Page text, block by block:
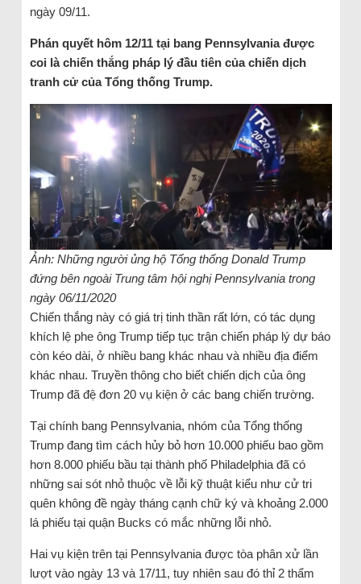
ngày 09/11.
Phán quyết hôm 12/11 tại bang Pennsylvania được
coi là chiến thắng pháp lý đầu tiên của chiến dịch
tranh cử của Tổng thống Trump.
Ảnh: Những người ủng hộ Tổng thống Donald Trump
đứng bên ngoài Trung tâm hội nghị Pennsylvania trong
ngày 06/11/2020
Chiến thắng này có giá trị tinh thần rất lớn, có tác dụng
khích lệ phe ông Trump tiếp tục trận chiến pháp lý dự báo
còn kéo dài, ở nhiều bang khác nhau và nhiều địa điểm
khác nhau. Truyền thông cho biết chiến dịch của ông
Trump đã đệ đơn 20 vụ kiện ở các bang chiến trường.
Tại chính bang Pennsylvania, nhóm của Tổng thống
Trump đang tìm cách hủy bỏ hơn 10.000 phiếu bao gồm
hơn 8.000 phiếu bầu tại thành phố Philadelphia đã có
những sai sót nhỏ thuộc về lỗi kỹ thuật kiểu như cử tri
quên không đề ngày tháng cạnh chữ ký và khoảng 2.000
lá phiếu tại quận Bucks có mắc những lỗi nhỏ.
Hai vụ kiện trên tại Pennsylvania được tòa phân xử lần
lượt vào ngày 13 và 17/11, tuy nhiên sau đó thỉ 2 thẩm